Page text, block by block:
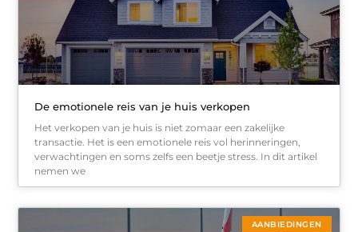
De emotionele reis van je huis verkopen
Het verkopen van je huis is niet zomaar een zakelijke
transactie. Het is een emotionele reis vol herinneringen,
verwachtingen en soms zelfs een beetje stress. In dit artikel
nemen we
AANBIEDINGEN